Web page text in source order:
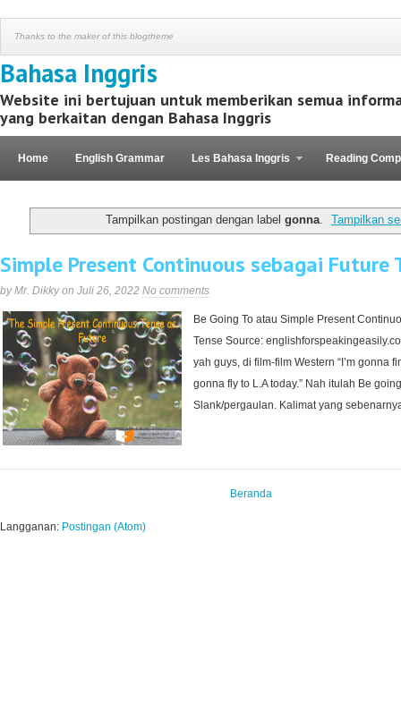
Thanks to the maker of this blogtheme
Bahasa Inggris
Website ini bertujuan untuk memberikan semua
yang berkaitan dengan Bahasa Inggris
Home English Grammar Les Bahasa Inggris Reading
Tampilkan postingan dengan label gonna. Tampilkan
Simple Present Continuous sebagai Future
by Mr. Dikky on Juli 26, 2022 No comments
Be Going To atau Simple Present
Tense Source:
yah guys, di film-film Western “I’m gonna
gonna fly to L.A today.” Nah itulah Be
Slank/pergaulan. Kalimat yang
Beranda
Langganan: Postingan (Atom)